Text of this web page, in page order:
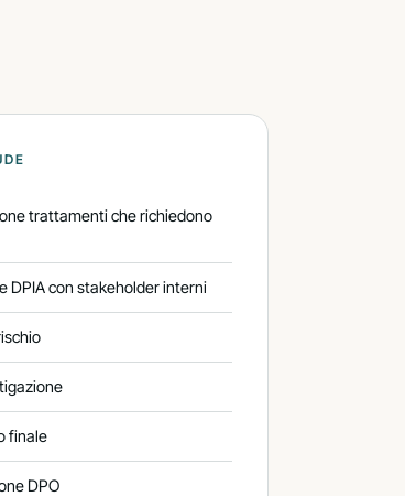
trattamenti che richiedono
DPIA con stakeholder interni
finale
DPO